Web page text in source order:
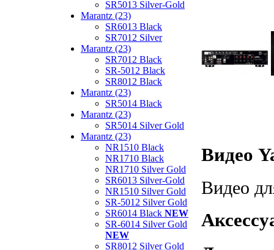
SR5013 Silver-Gold
Marantz (23)
SR6013 Black
SR7012 Silver
Marantz (23)
SR7012 Black
SR-5012 Black
SR8012 Black
Marantz (23)
SR5014 Black
Marantz (23)
SR5014 Silver Gold
Marantz (23)
NR1510 Black
NR1710 Black
NR1710 Silver Gold
SR6013 Silver-Gold
NR1510 Silver Gold
SR-5012 Silver Gold
SR6014 Black NEW
SR-6014 Silver Gold
NEW
SR8012 Silver Gold
Видео
Видео